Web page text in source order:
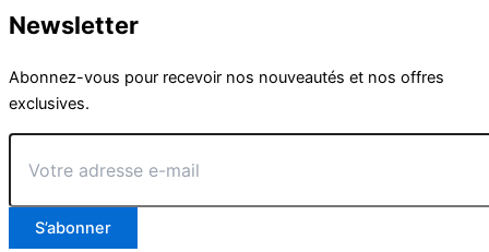
Newsletter
Abonnez-vous pour recevoir nos nouveautés et nos offres
exclusives.
Votre
adresse
mail
S’abonner